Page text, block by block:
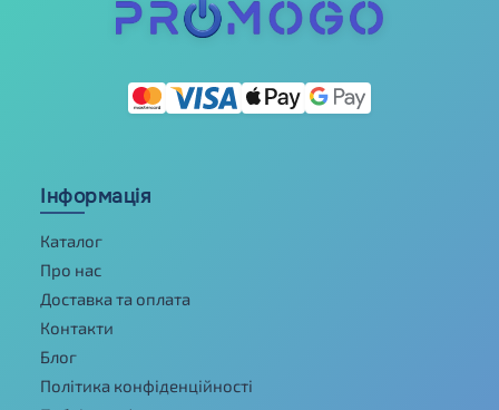
Інформація
Каталог
Про нас
Доставка та оплата
Контакти
Блог
Політика конфіденційності